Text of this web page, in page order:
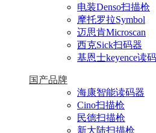
电装Denso扫描枪
摩托罗拉Symbol
迈思肯Microscan
西克Sick扫码器
基恩士keyence读
国产品牌
海康智能读码器
Cino扫描枪
民德扫描枪
新大陆扫描枪